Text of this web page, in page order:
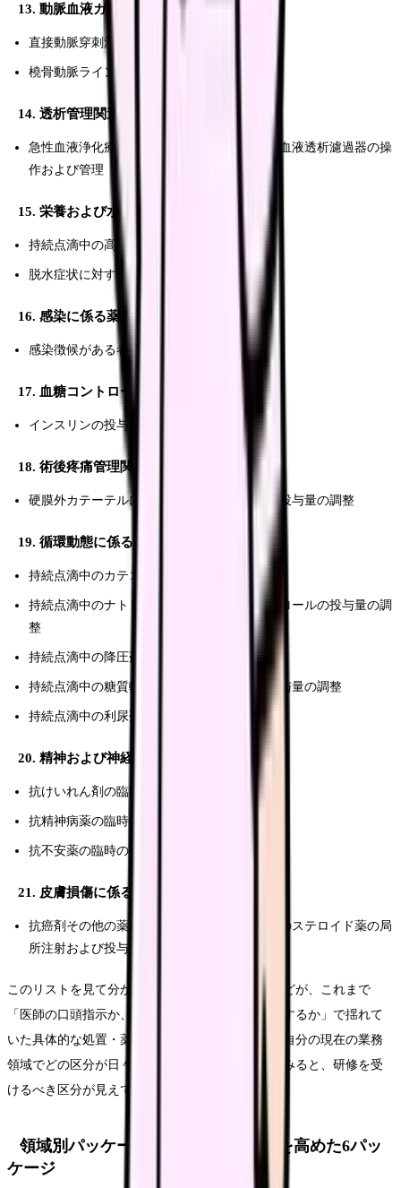
13. 動脈血液ガス分析関連
直接動脈穿刺法による採血
橈骨動脈ラインの確保
14. 透析管理関連
急性血液浄化療法における血液透析器または血液透析濾過器の操
作および管理
15. 栄養および水分管理に係る薬剤投与関連
持続点滴中の高カロリー輸液の投与量の調整
脱水症状に対する輸液による補正
16. 感染に係る薬剤投与関連
感染徴候がある者に対する薬剤の臨時の投与
17. 血糖コントロールに係る薬剤投与関連
インスリンの投与量の調整
18. 術後疼痛管理関連
硬膜外カテーテルによる鎮痛剤の投与および投与量の調整
19. 循環動態に係る薬剤投与関連
持続点滴中のカテコラミンの投与量の調整
持続点滴中のナトリウム、カリウムまたはクロールの投与量の調
整
持続点滴中の降圧剤の投与量の調整
持続点滴中の糖質輸液または電解質輸液の投与量の調整
持続点滴中の利尿剤の投与量の調整
20. 精神および神経症状に係る薬剤投与関連
抗けいれん剤の臨時の投与
抗精神病薬の臨時の投与
抗不安薬の臨時の投与
21. 皮膚損傷に係る薬剤投与関連
抗癌剤その他の薬剤が血管外に漏出したときのステロイド薬の局
所注射および投与量の調整
このリストを見て分かるのは、特定行為のほとんどが、これまで
「医師の口頭指示か、医師が現場に来てから実施するか」で揺れて
いた具体的な処置・薬剤投与だということです。自分の現在の業務
領域でどの区分が日々動いているかを書き出してみると、研修を受
けるべき区分が見えてきます。
領域別パッケージ研修：受けやすさを高めた6パッ
ケージ